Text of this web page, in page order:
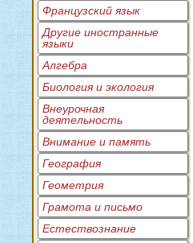
Французский язык
Другие иностранные
языки
Алгебра
Биология и экология
Внеурочная
деятельность
Внимание и память
География
Геометрия
Грамота и письмо
Естествознание